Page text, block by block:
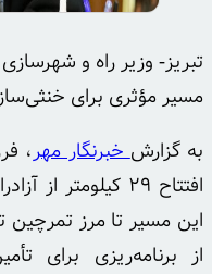
تبریز- وزیر راه و
مسیر مؤثری برای
به گزارشخبرنگار مهر،
افتتاح ۲۹
این مسیر تا مرز تمرچین
از برنامه‌ریزی برای